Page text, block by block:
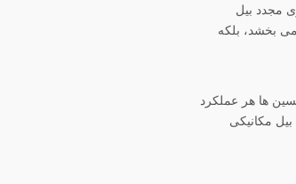
مجدد بیل
بخشد، بلکه
ها هر عملکرد
مکانیکی